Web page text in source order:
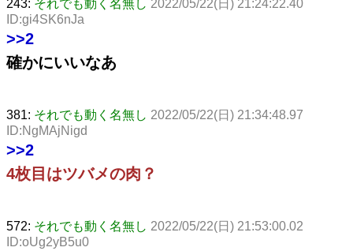
243: それでも動く名無し 2022/05/22(日) 21:24:22.40
ID:gi4SK6nJa
>>2
確かにいいなあ
381: それでも動く名無し 2022/05/22(日) 21:34:48.97
ID:NgMAjNigd
>>2
4枚目はツバメの肉？
572: それでも動く名無し 2022/05/22(日) 21:53:00.02
ID:oUg2yB5u0